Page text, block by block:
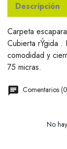
Descripción
Carpeta
Cubierta rÝgida .
comodidad y
75 micras.
Comentarios
No